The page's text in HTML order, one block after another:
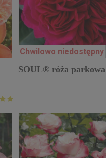
Chwilowo niedostępny
SOUL® róża parkowa